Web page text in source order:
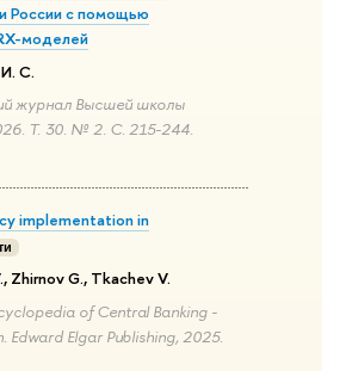
России с помощью
моделей
С.
журнал Высшей школы
Т. 30. № 2. С. 215-244.
implementation in
Zhirnov G., Tkachev V.
of Central Banking -
Edward Elgar Publishing, 2025.